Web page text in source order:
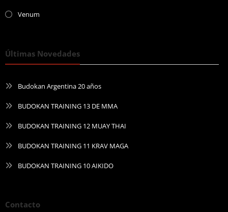
Venum
Últimas Novedades
Budokan Argentina 20 años
BUDOKAN TRAINING 13 DE MMA
BUDOKAN TRAINING 12 MUAY THAI
BUDOKAN TRAINING 11 KRAV MAGA
BUDOKAN TRAINING 10 AIKIDO
Contacto